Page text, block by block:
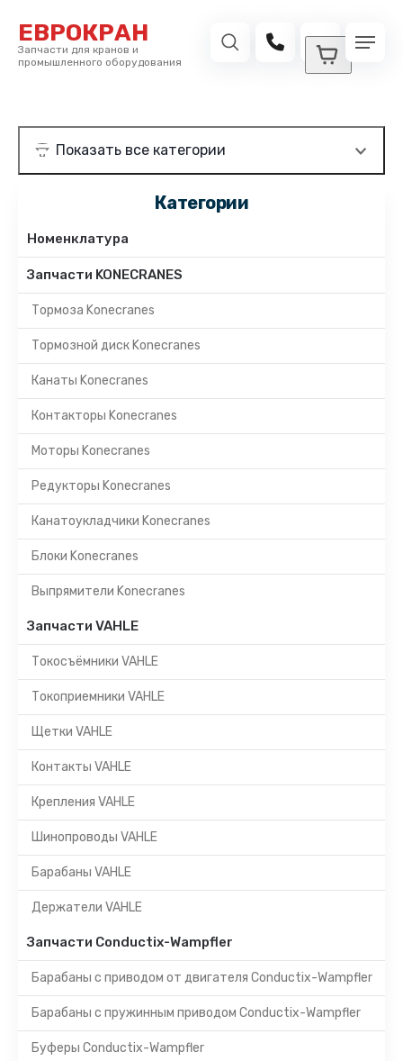
ЕВРОКРАН
Запчасти для кранов и
промышленного оборудования
Категории
Номенклатура
Запчасти KONECRANES
Тормоза Konecranes
Тормозной диск Konecranes
Канаты Konecranes
Контакторы Konecranes
Моторы Konecranes
Редукторы Konecranes
Канатоукладчики Konecranes
Блоки Konecranes
Выпрямители Konecranes
Запчасти VAHLE
Токосъёмники VAHLE
Токоприемники VAHLE
Щетки VAHLE
Контакты VAHLE
Крепления VAHLE
Шинопроводы VAHLE
Барабаны VAHLE
Держатели VAHLE
Запчасти Conductix-Wampfler
Барабаны с приводом от двигателя Conductix-Wampfler
Барабаны с пружинным приводом Conductix-Wampfler
Буферы Conductix-Wampfler